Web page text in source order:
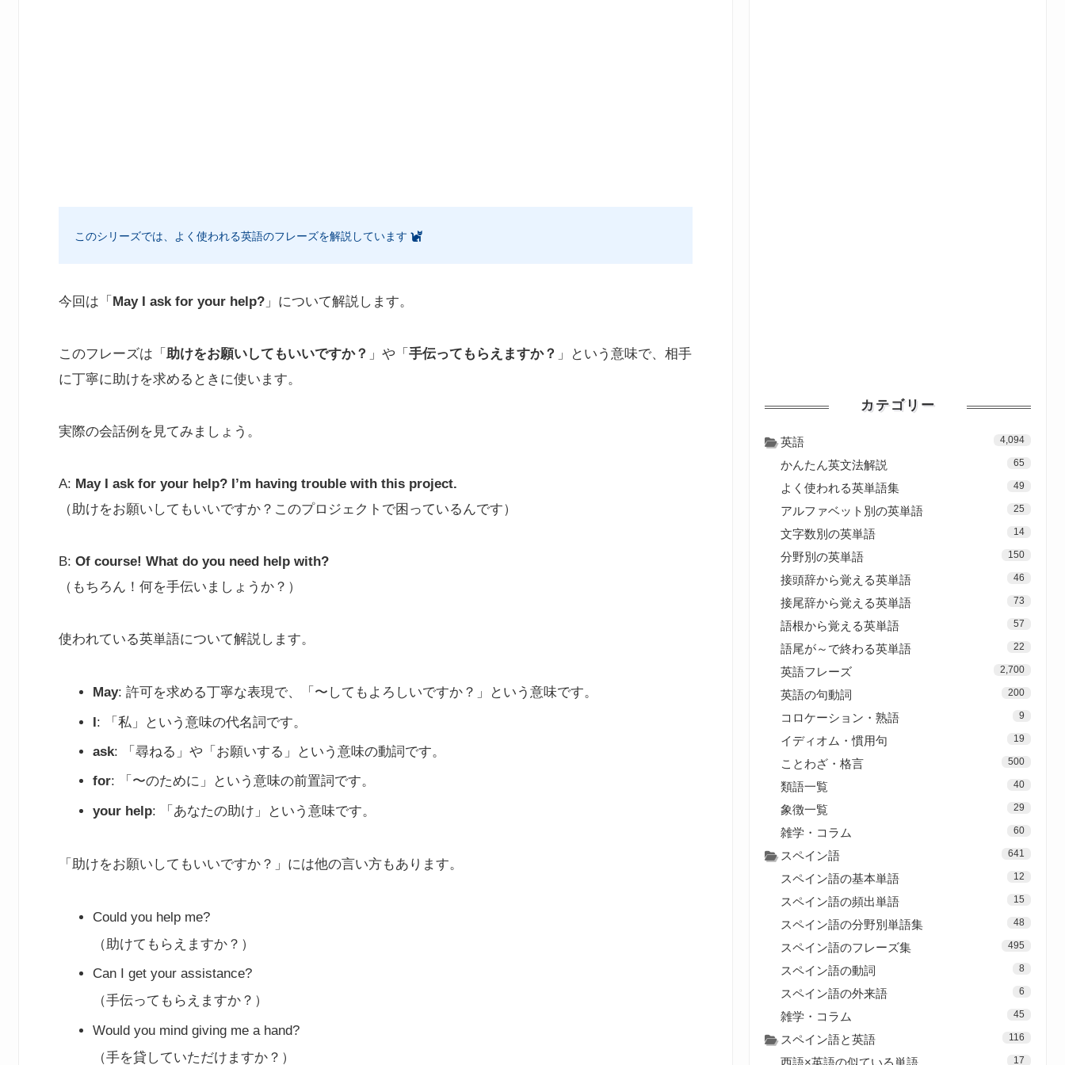
このシリーズでは、よく使われる英語のフレーズを解説しています
今回は「 May I ask for your help? 」について解説します。
このフレーズは「 助けをお願いしてもいいですか？ 」や「 手伝ってもらえますか？ 」という意味で、相手
に丁寧に助けを求めるときに使います。
実際の会話例を見てみましょう。
A: May I ask for your help? I’m having trouble with this project.
（助けをお願いしてもいいですか？このプロジェクトで困っているんです）
B: Of course! What do you need help with?
（もちろん！何を手伝いましょうか？）
使われている英単語について解説します。
May: 許可を求める丁寧な表現で、「〜してもよろしいですか？」という意味です。
I: 「私」という意味の代名詞です。
ask: 「尋ねる」や「お願いする」という意味の動詞です。
for: 「〜のために」という意味の前置詞です。
your help: 「あなたの助け」という意味です。
「助けをお願いしてもいいですか？」には他の言い方もあります。
Could you help me?
（助けてもらえますか？）
Can I get your assistance?
（手伝ってもらえますか？）
Would you mind giving me a hand?
（手を貸していただけますか？）
カテゴリー
英語 4,094
かんたん英文法解説 65
よく使われる英単語集 49
アルファベット別の英単語 25
文字数別の英単語 14
分野別の英単語 150
接頭辞から覚える英単語 46
接尾辞から覚える英単語 73
語根から覚える英単語 57
語尾が～で終わる英単語 22
英語フレーズ 2,700
英語の句動詞 200
コロケーション・熟語 9
イディオム・慣用句 19
ことわざ・格言 500
類語一覧 40
象徴一覧 29
雑学・コラム 60
スペイン語 641
スペイン語の基本単語 12
スペイン語の頻出単語 15
スペイン語の分野別単語集 48
スペイン語のフレーズ集 495
スペイン語の動詞 8
スペイン語の外来語 6
雑学・コラム 45
スペイン語と英語 116
西語×英語の似ている単語 17